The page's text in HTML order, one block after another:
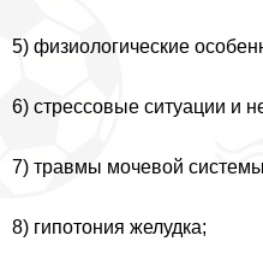
5) физиологические
6) стрессовые ситуации и
7) травмы мочевой
8) гипотония желудка;